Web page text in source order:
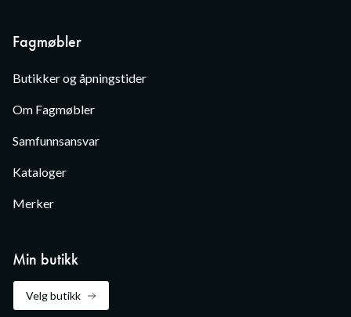
Fagmøbler
Butikker og åpningstider
Om Fagmøbler
Samfunnsansvar
Kataloger
Merker
Min butikk
Velg butikk